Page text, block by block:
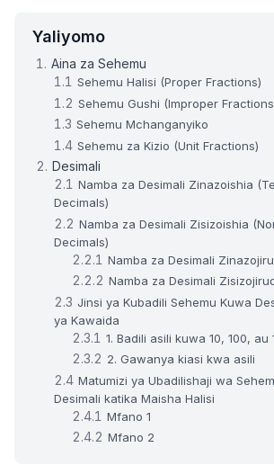
Yaliyomo
Aina za Sehemu
Sehemu Halisi (Proper Fractions)
Sehemu Gushi (Improper
Sehemu Mchanganyiko
Sehemu za Kizio (Unit Fractions)
Desimali
Namba za Desimali Zinazoishia
Decimals)
Namba za Desimali Zisizoishia
Decimals)
Namba za Desimali
Namba za Desimali
Jinsi ya Kubadili Sehemu Kuwa
ya Kawaida
1. Badili asili kuwa 10, 100, au
2. Gawanya kiasi kwa asili
Matumizi ya Ubadilishaji wa
Desimali katika Maisha Halisi
Mfano 1
Mfano 2